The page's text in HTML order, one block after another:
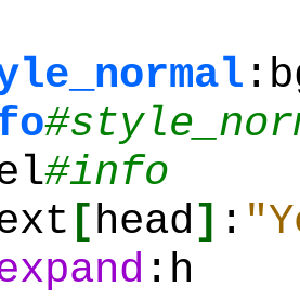
#info
[head] :
:h